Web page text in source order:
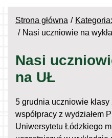
Strona główna
Nasi uczniowie na
Nasi
na UŁ
5 grudnia uczniowie klasy
współpracy z wydziałem
Uniwersytetu Łódzkiego